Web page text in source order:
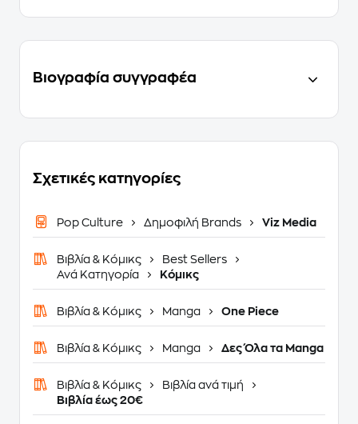
Βιογραφία συγγραφέα
Σχετικές κατηγορίες
Pop Culture Δημοφιλή Brands Viz Media
Βιβλία & Κόμικς
Best Sellers
Ανά Κατηγορία
Κόμικς
Βιβλία & Κόμικς Manga One Piece
Βιβλία & Κόμικς Manga Δες Όλα τα Manga
Βιβλία & Κόμικς
Βιβλία ανά τιμή
Βιβλία έως 20€